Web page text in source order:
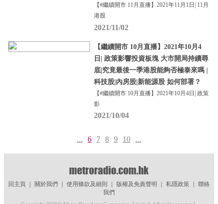
【#繼續開市 11月直播】2021年11月1日| 11月
港股
2021/11/02
【繼續開市 10月直播】2021年10月4
日| 政策影響投資板塊 大市開局持續尋
底|究竟最後一季港股能夠否極泰來嗎 |
科技股|內房股|新能源股 如何部署？
【#繼續開市 10月直播】2021年10月4日| 政策
影
2021/10/04
... 6 7 8 9 10 ...
回主頁｜ 關於我們 使用條款及細則 版權及免責聲明 私隱政策｜ 聯絡
我們